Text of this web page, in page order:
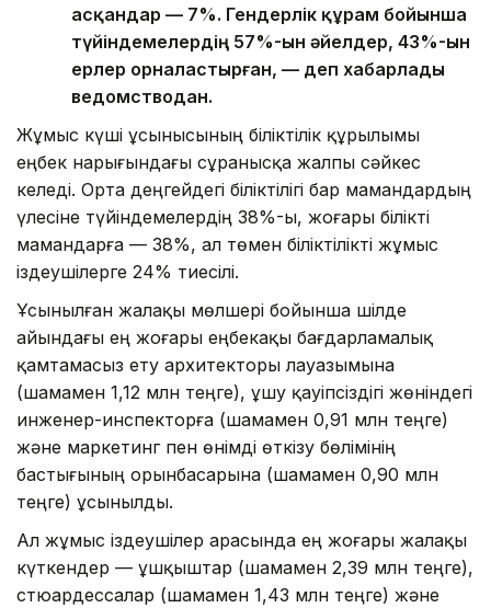
асқандар — 7%. Гендерлік құрам бойынша
түйіндемелердің 57%-ын әйелдер, 43%-ын
ерлер орналастырған, — деп хабарлады
ведомстводан.
Жұмыс күші ұсынысының біліктілік құрылымы
еңбек нарығындағы сұранысқа жалпы сәйкес
келеді. Орта деңгейдегі біліктілігі бар мамандардың
үлесіне түйіндемелердің 38%-ы, жоғары білікті
мамандарға — 38%, ал төмен біліктілікті жұмыс
іздеушілерге 24% тиесілі.
Ұсынылған жалақы мөлшері бойынша шілде
айындағы ең жоғары еңбекақы бағдарламалық
қамтамасыз ету архитекторы лауазымына
(шамамен 1,12 млн теңге), ұшу қауіпсіздігі жөніндегі
инженер-инспекторға (шамамен 0,91 млн теңге)
және маркетинг пен өнімді өткізу бөлімінің
бастығының орынбасарына (шамамен 0,90 млн
теңге) ұсынылды.
Ал жұмыс іздеушілер арасында ең жоғары жалақы
күткендер — ұшқыштар (шамамен 2,39 млн теңге),
стюардессалар (шамамен 1,43 млн теңге) және